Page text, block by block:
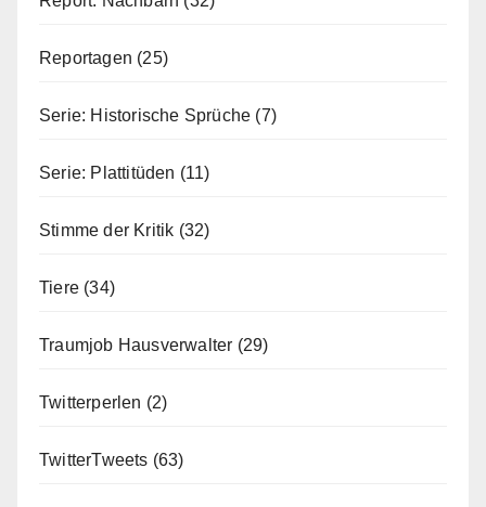
Reportagen (25)
Serie: Historische Sprüche (7)
Serie: Plattitüden (11)
Stimme der Kritik (32)
Tiere (34)
Traumjob Hausverwalter (29)
Twitterperlen (2)
TwitterTweets (63)